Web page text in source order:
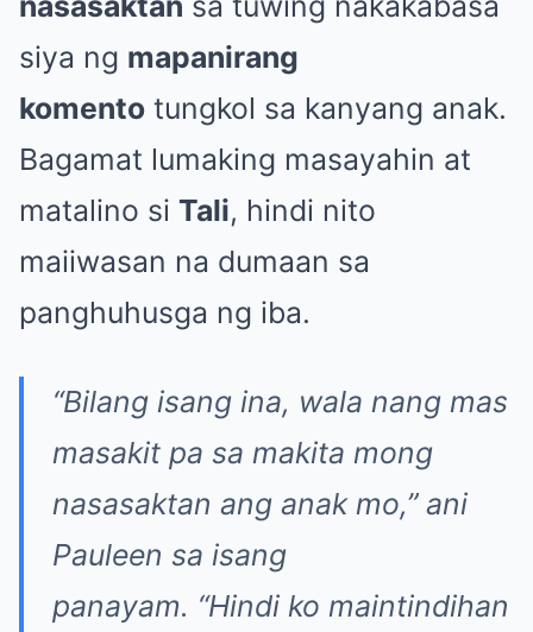
siya ng mapanirang
komento tungkol sa kanyang anak.
Bagamat lumaking masayahin at
matalino si Tali, hindi nito
maiiwasan na dumaan sa
panghuhusga ng iba.
“Bilang isang ina, wala nang mas
masakit pa sa makita mong
nasasaktan ang anak mo,”ani
Pauleen sa isang
panayam. “Hindi ko maintindihan